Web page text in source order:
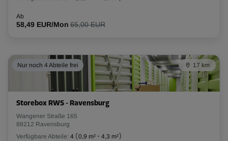
Fläche: 2 m²
Volumen: 4,4 m³
B: m 2,3m
Ab
67,00 EUR/Mon
Ab
58,49 EUR/Mon 65,00 EUR
Nur noch 4 Abteile frei 17 km
Storebox RWS - Ravensburg
Wangener Straße 165
88212 Ravensburg
Verfügbare Abteile: 4 (0,9 m² - 4,3 m²)